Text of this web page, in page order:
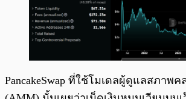
PancakeSwap ที่ใช้โมเดลผู้ดูแลสภาพ